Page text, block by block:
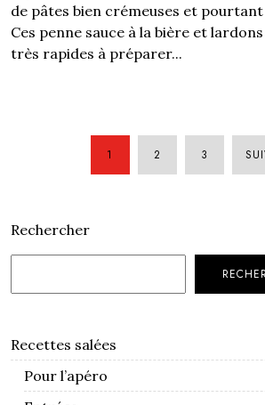
de pâtes bien crémeuses et
Ces penne sauce à la bière et
très rapides à préparer...
1 2 3
Rechercher
Recettes salées
Pour l’apéro